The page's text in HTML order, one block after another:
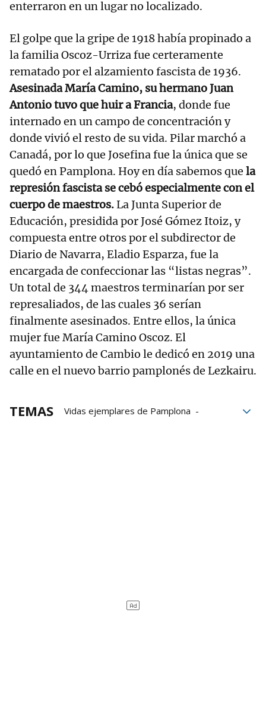
enterraron en un lugar no localizado.
El golpe que la gripe de 1918 había propinado a
la familia Oscoz-Urriza fue certeramente
rematado por el alzamiento fascista de 1936.
Asesinada María Camino, su hermano Juan
Antonio tuvo que huir a Francia, donde fue
internado en un campo de concentración y
donde vivió el resto de su vida. Pilar marchó a
Canadá, por lo que Josefina fue la única que se
quedó en Pamplona. Hoy en día sabemos que la
represión fascista se cebó especialmente con el
cuerpo de maestros.La Junta Superior de
Educación, presidida por José Gómez Itoiz, y
compuesta entre otros por el subdirector de
Diario de Navarra, Eladio Esparza, fue la
encargada de confeccionar las “listas negras”.
Un total de 344 maestros terminarían por ser
represaliados, de las cuales 36 serían
finalmente asesinados. Entre ellos, la única
mujer fue María Camino Oscoz. El
ayuntamiento de Cambio le dedicó en 2019 una
calle en el nuevo barrio pamplonés de Lezkairu.
TEMAS
Vidas ejemplares de Pamplona